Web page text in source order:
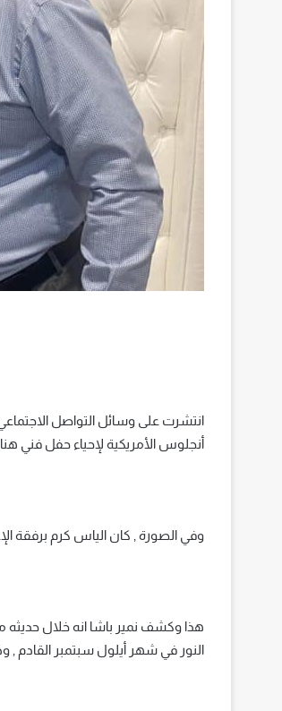
انتشرت على وسائل التواصل
أنجلوس الأمريكية لإحياء حفل فني
وفي الصورة , كان الياس كرم برفقة
هذا وكشف نمير باشا انه خلال
النور في شهر أيلول سبتمبر القادم